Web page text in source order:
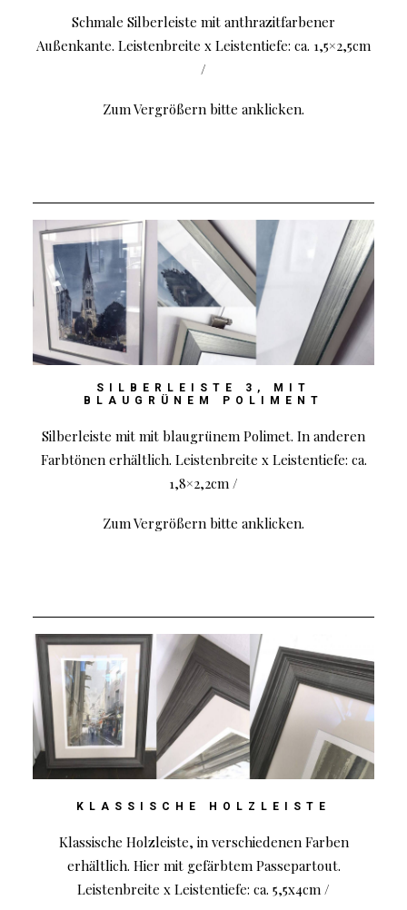
Schmale Silberleiste mit anthrazitfarbener
Außenkante. Leistenbreite x Leistentiefe: ca. 1,5×2,5cm
/
Zum Vergrößern bitte anklicken.
SILBERLEISTE 3, MIT
BLAUGRÜNEM POLIMENT
Silberleiste mit mit blaugrünem Polimet. In anderen
Farbtönen erhältlich. Leistenbreite x Leistentiefe: ca.
1,8×2,2cm /
Zum Vergrößern bitte anklicken.
KLASSISCHE HOLZLEISTE
Klassische Holzleiste, in verschiedenen Farben
erhältlich. Hier mit gefärbtem Passepartout.
Leistenbreite x Leistentiefe: ca. 5,5x4cm /